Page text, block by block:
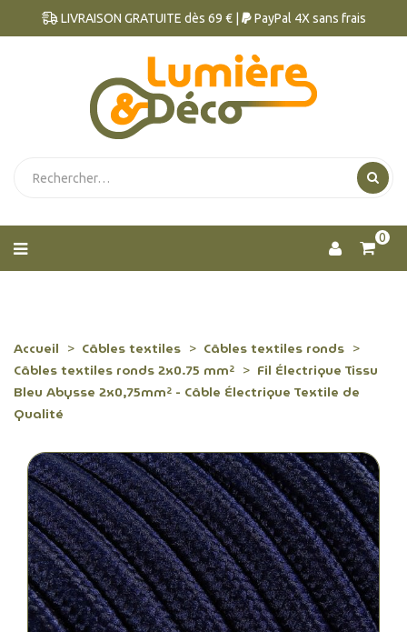
LIVRAISON GRATUITE dès 69 € | PayPal 4X sans frais
0
Accueil Câbles textiles
Câbles textiles ronds
Câbles textiles ronds 2x0.75 mm²
Fil Électrique Tissu
Bleu Abysse 2x0,75mm² - Câble Électrique Textile de
Qualité